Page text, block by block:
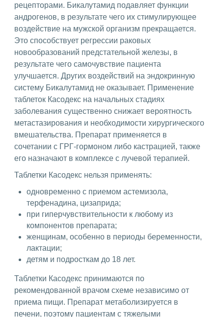
рецепторами. Бикалутамид подавляет функции
андрогенов, в результате чего их стимулирующее
воздействие на мужской организм прекращается.
Это способствует регрессии раковых
новообразований предстательной железы, в
результате чего самочувствие пациента
улучшается. Других воздействий на эндокринную
систему Бикалутамид не оказывает. Применение
таблеток Касодекс на начальных стадиях
заболевания существенно снижает вероятность
метастазирования и необходимости хирургического
вмешательства. Препарат применяется в
сочетании с ГРГ-гормоном либо кастрацией, также
его назначают в комплексе с лучевой терапией.
Таблетки Касодекс нельзя применять:
одновременно с приемом астемизола,
терфенадина, цизаприда;
при гиперчувствительности к любому из
компонентов препарата;
женщинам, особенно в периоды беременности,
лактации;
детям и подросткам до 18 лет.
Таблетки Касодекс принимаются по
рекомендованной врачом схеме независимо от
приема пищи. Препарат метаболизируется в
печени, поэтому пациентам с тяжелыми